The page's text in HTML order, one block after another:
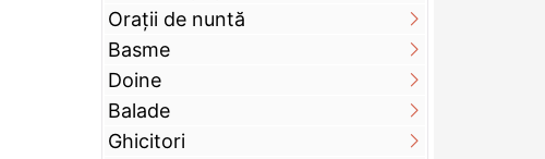
Orații de nuntă
Basme
Doine
Balade
Ghicitori